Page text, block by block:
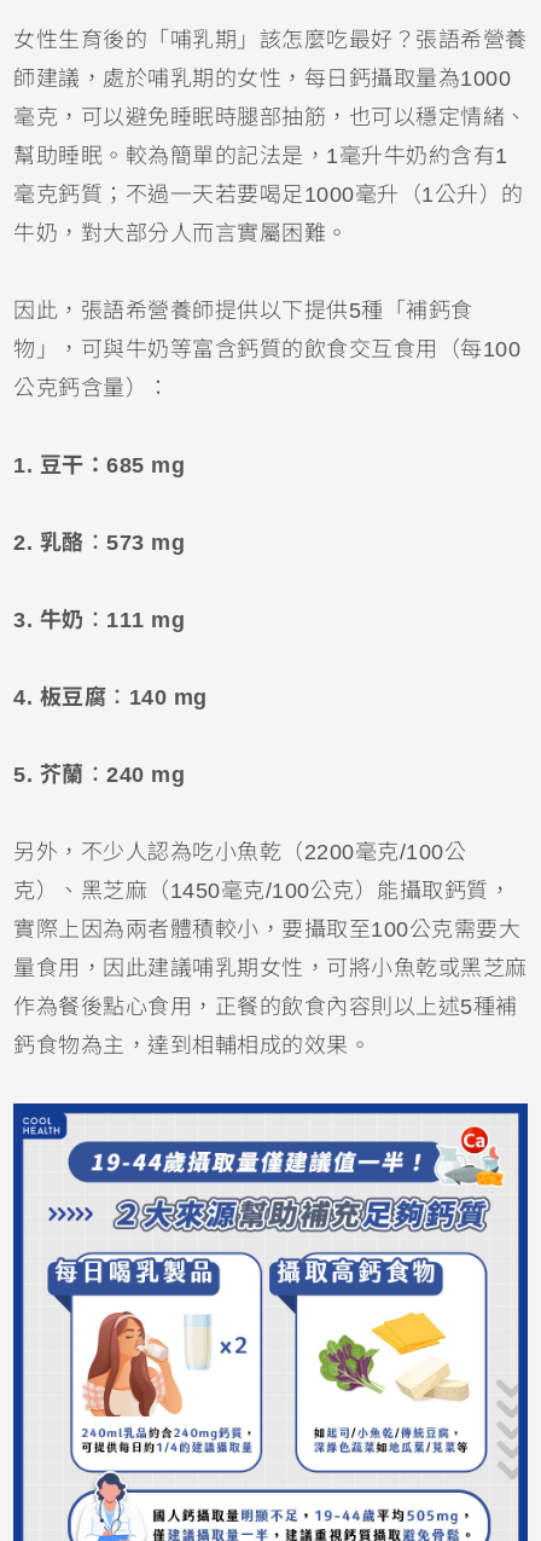
女性生育後的「哺乳期」該怎麼吃最好？張語希營養
師建議，處於哺乳期的女性，每日鈣攝取量為1000
毫克，可以避免睡眠時腿部抽筋，也可以穩定情緒、
幫助睡眠。較為簡單的記法是，1毫升牛奶約含有1
毫克鈣質；不過一天若要喝足1000毫升（1公升）的
牛奶，對大部分人而言實屬困難。
因此，張語希營養師提供以下提供5種「補鈣食
物」，可與牛奶等富含鈣質的飲食交互食用（每100
公克鈣含量）：
1. 豆干：685 mg
2. 乳酪 ：573 mg
3. 牛奶 ： 111 mg
4. 板豆腐 ： 140 mg
5. 芥蘭 ：240 mg
另外，不少人認為吃小魚乾（2200毫克/100公
克）、黑芝麻（1450毫克/100公克）能攝取鈣質，
實際上因為兩者體積較小，要攝取至100公克需要大
量食用，因此建議哺乳期女性，可將小魚乾或黑芝麻
作為餐後點心食用，正餐的飲食內容則以上述5種補
鈣食物為主，達到相輔相成的效果。